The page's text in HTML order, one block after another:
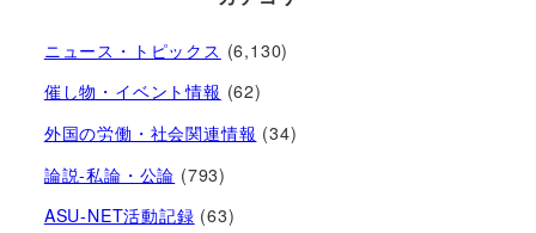
ニュース・トピックス (6,130)
催し物・イベント情報 (62)
外国の労働・社会関連情報 (34)
論説-私論・公論 (793)
ASU-NET活動記録 (63)